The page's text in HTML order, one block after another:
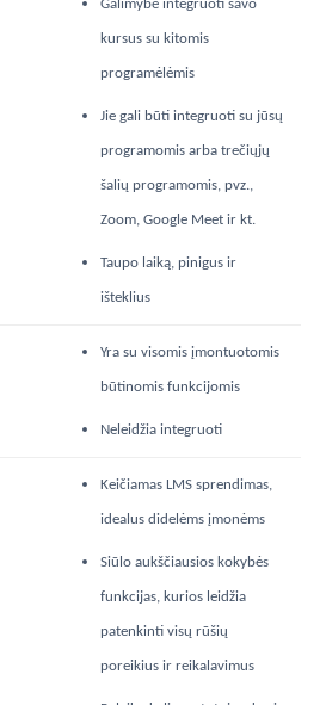
Galimybė integruoti savo
kursus su kitomis
programėlėmis
Jie gali būti integruoti su jūsų
programomis arba trečiųjų
šalių programomis, pvz.,
Zoom, Google Meet ir kt.
Taupo laiką, pinigus ir
išteklius
Yra su visomis įmontuotomis
būtinomis funkcijomis
Neleidžia integruoti
Keičiamas LMS sprendimas,
idealus didelėms įmonėms
Siūlo aukščiausios kokybės
funkcijas, kurios leidžia
patenkinti visų rūšių
poreikius ir reikalavimus